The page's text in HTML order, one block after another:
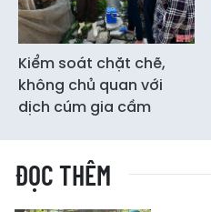
Kiểm soát chặt chẽ,
không chủ quan với
dịch cúm gia cầm
ĐỌC THÊM